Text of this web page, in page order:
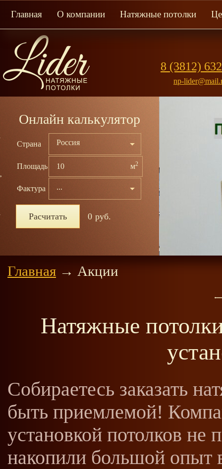
Главная О компании Натяжные потолки
8 (3812)
np-
Онлайн калькулятор
Страна Россия
Площадь м2
Фактура ...
Расчитать 0 руб.
Бельгия по
Главная → Акции
Натяжные
Собираетесь заказать
быть приемлемой!
установкой потолков
накопили большой опыт